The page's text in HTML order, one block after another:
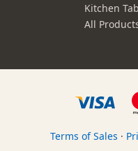
Kitchen
All
Terms of Sales ·